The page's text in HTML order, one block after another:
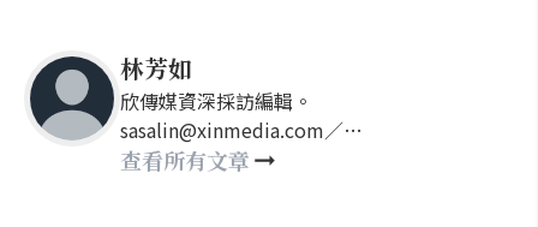
林芳如
欣傳媒資深採訪編輯。
sasalin@xinmedia.com／
happy21917@gmail.com
查看所有文章